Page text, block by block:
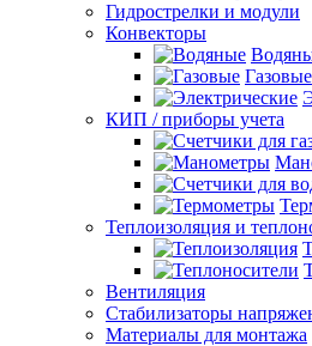
Гидрострелки и модули
Конвекторы
Газовые
КИП / приборы учета
Теплоизоляция и
Вентиляция
Стабилизаторы
Материалы для монтажа